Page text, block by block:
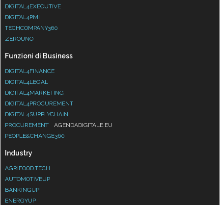
DIGITAL4EXECUTIVE
DIGITAL4PMI
TECHCOMPANY360
ZEROUNO
Funzioni di Business
DIGITAL4FINANCE
DIGITAL4LEGAL
DIGITAL4MARKETING
DIGITAL4PROCUREMENT
DIGITAL4SUPPLYCHAIN
PROCUREMENT
AGENDADIGITALE.EU
PEOPLE&CHANGE360
Industry
AGRIFOOD.TECH
AUTOMOTIVEUP
BANKINGUP
ENERGYUP